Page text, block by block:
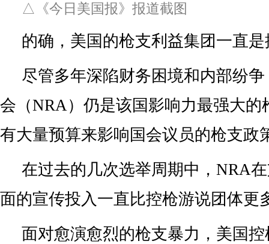
△《今日美国报》报道截图
的确，美国的枪支利益集团一直
尽管多年深陷财务困境和内部纷
会（NRA）仍是该国影响力最强大的
有大量预算来影响国会议员的枪支政
在过去的几次选举周期中，NRA
面的宣传投入一直比控枪游说团体更
面对愈演愈烈的枪支暴力，美国控